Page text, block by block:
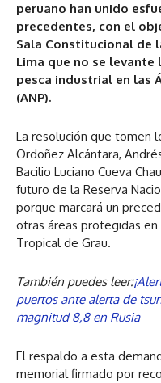
peruano han unido
precedentes, con el
Sala Constitucional de
Lima que no se
pesca industrial en las
(ANP).
La resolución que tomen
Ordoñez Alcántara,
Bacilio Luciano Cueva
futuro de la Reserva
porque marcará un
otras áreas protegidas en
Tropical de Grau.
También puedes leer:
puertos ante alerta de
magnitud 8,8 en Rusia
El respaldo a esta
memorial firmado por